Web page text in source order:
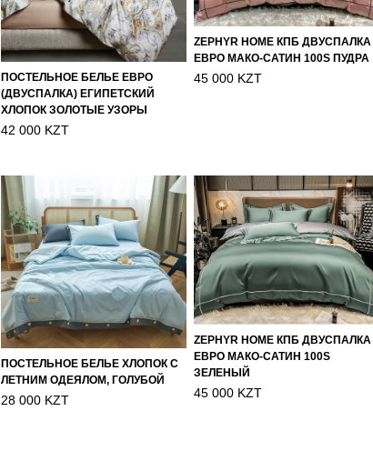
ПОСТЕЛЬНОЕ БЕЛЬЕ ЕВРО
(ДВУСПАЛКА) ЕГИПЕТСКИЙ
ХЛОПОК ЗОЛОТЫЕ УЗОРЫ
42 000 KZT
ZEPHYR HOME КПБ ДВУСПАЛКА
ЕВРО МАКО-САТИН 100S ПУДРА
45 000 KZT
ПОСТЕЛЬНОЕ БЕЛЬЕ ХЛОПОК С
ЛЕТНИМ ОДЕЯЛОМ, ГОЛУБОЙ
28 000 KZT
ZEPHYR HOME КПБ ДВУСПАЛКА
ЕВРО МАКО-САТИН 100S
ЗЕЛЕНЫЙ
45 000 KZT